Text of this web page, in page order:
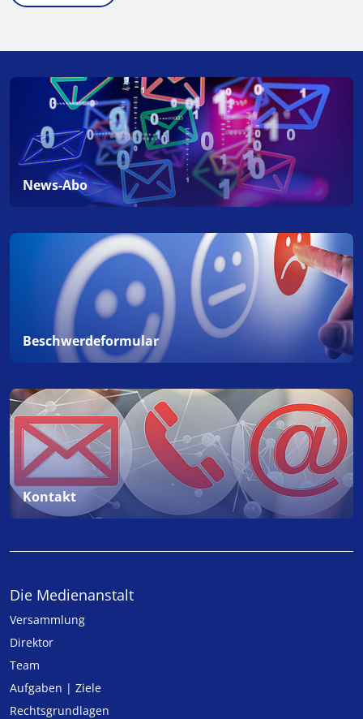
News-Abo
Beschwerdeformular
Kontakt
Die Medienanstalt
Versammlung
Direktor
Team
Aufgaben | Ziele
Rechtsgrundlagen